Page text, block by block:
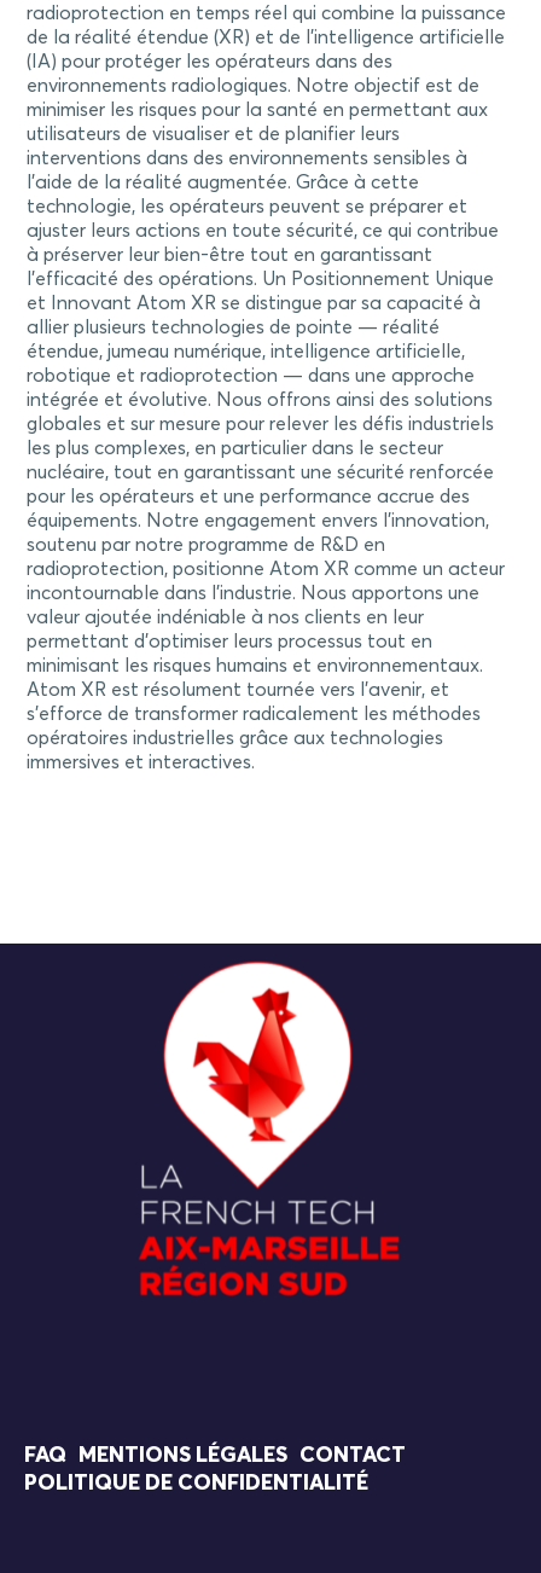
radioprotection en temps réel qui combine la puissance
de la réalité étendue (XR) et de l’intelligence artificielle
(IA) pour protéger les opérateurs dans des
environnements radiologiques. Notre objectif est de
minimiser les risques pour la santé en permettant aux
utilisateurs de visualiser et de planifier leurs
interventions dans des environnements sensibles à
l’aide de la réalité augmentée. Grâce à cette
technologie, les opérateurs peuvent se préparer et
ajuster leurs actions en toute sécurité, ce qui contribue
à préserver leur bien-être tout en garantissant
l’efficacité des opérations. Un Positionnement Unique
et Innovant Atom XR se distingue par sa capacité à
allier plusieurs technologies de pointe — réalité
étendue, jumeau numérique, intelligence artificielle,
robotique et radioprotection — dans une approche
intégrée et évolutive. Nous offrons ainsi des solutions
globales et sur mesure pour relever les défis industriels
les plus complexes, en particulier dans le secteur
nucléaire, tout en garantissant une sécurité renforcée
pour les opérateurs et une performance accrue des
équipements. Notre engagement envers l’innovation,
soutenu par notre programme de R&D en
radioprotection, positionne Atom XR comme un acteur
incontournable dans l’industrie. Nous apportons une
valeur ajoutée indéniable à nos clients en leur
permettant d’optimiser leurs processus tout en
minimisant les risques humains et environnementaux.
Atom XR est résolument tournée vers l’avenir, et
s’efforce de transformer radicalement les méthodes
opératoires industrielles grâce aux technologies
immersives et interactives.
FAQ MENTIONS LÉGALES
CONTACT
POLITIQUE DE CONFIDENTIALITÉ